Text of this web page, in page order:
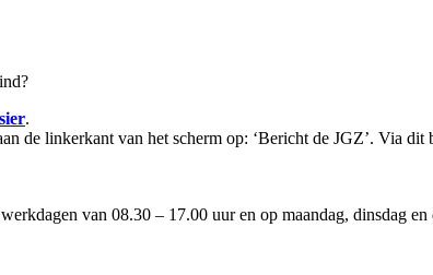
.
de linkerkant van het scherm op: ‘Bericht de JGZ’. Via
van 08.30 – 17.00 uur en op maandag, dinsdag